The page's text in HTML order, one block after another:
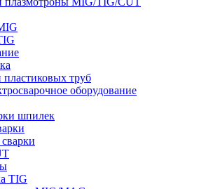
труб
оборудование
шпилек
TIG